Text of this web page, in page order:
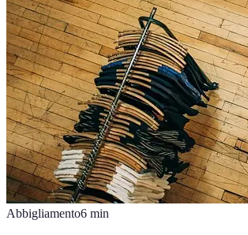
Abbigliamento6 min